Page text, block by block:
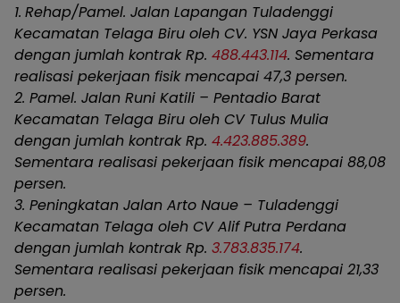
1. Rehap/Pamel. Jalan Lapangan Tuladenggi
Kecamatan Telaga Biru oleh CV. YSN Jaya Perkasa
dengan jumlah kontrak Rp. 488.443.114. Sementara
realisasi pekerjaan fisik mencapai 47,3 persen.
2. Pamel. Jalan Runi Katili – Pentadio Barat
Kecamatan Telaga Biru oleh CV Tulus Mulia
dengan jumlah kontrak Rp. 4.423.885.389.
Sementara realisasi pekerjaan fisik mencapai 88,08
persen.
3. Peningkatan Jalan Arto Naue – Tuladenggi
Kecamatan Telaga oleh CV Alif Putra Perdana
dengan jumlah kontrak Rp. 3.783.835.174.
Sementara realisasi pekerjaan fisik mencapai 21,33
persen.